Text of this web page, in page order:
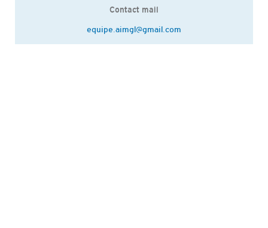
Contact mail
equipe.aimgl@gmail.com